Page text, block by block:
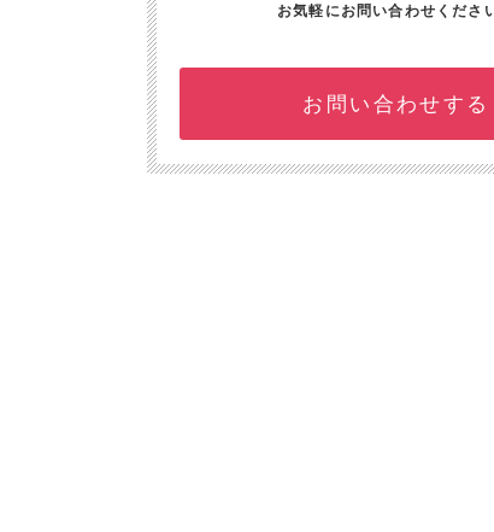
お気軽にお問い合わせくださ
お問い合わせする